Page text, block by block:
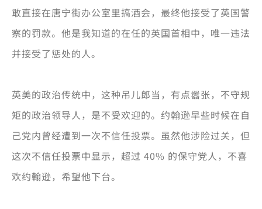
敢直接在唐宁街办公室里搞酒会，最终他接受了英国警
察的罚款。他是我知道的在任的英国首相中，唯一违法
并接受了惩处的人。
英美的政治传统中，这种吊儿郎当，有点嚣张，不守规
矩的政治领导人，是不受欢迎的。约翰逊早些时候在自
己党内曾经遭到一次不信任投票。虽然他涉险过关，但
这次不信任投票中显示，超过 40% 的保守党人，不喜
欢约翰逊，希望他下台。